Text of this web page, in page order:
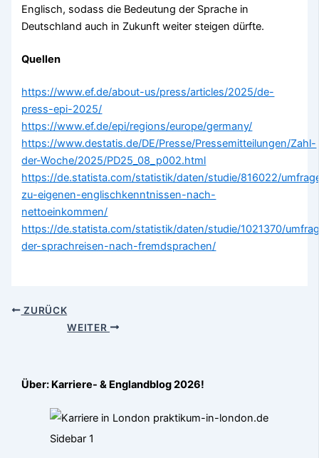
Englisch, sodass die Bedeutung der Sprache in
Deutschland auch in Zukunft weiter steigen dürfte.
Quellen
https://www.ef.de/about-us/press/articles/2025/de-
press-epi-2025/
https://www.ef.de/epi/regions/europe/germany/
https://www.destatis.de/DE/Presse/Pressemitteilungen/Zahl-
der-Woche/2025/PD25_08_p002.html
https://de.statista.com/statistik/daten/studie/816022/
zu-eigenen-englischkenntnissen-nach-
nettoeinkommen/
https://de.statista.com/statistik/daten/studie/1021370/
der-sprachreisen-nach-fremdsprachen/
ZURÜCK
WEITER
Über: Karriere- & Englandblog 2026!